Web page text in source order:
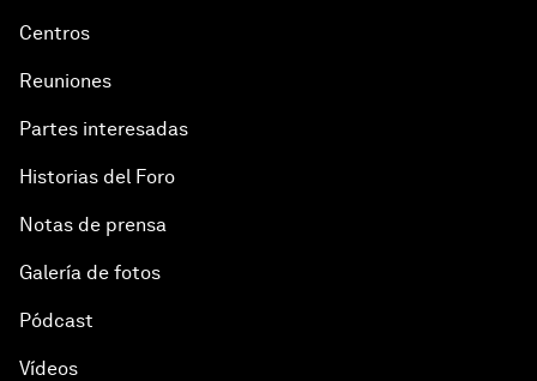
Centros
Reuniones
Partes interesadas
Historias del Foro
Notas de prensa
Galería de fotos
Pódcast
Vídeos